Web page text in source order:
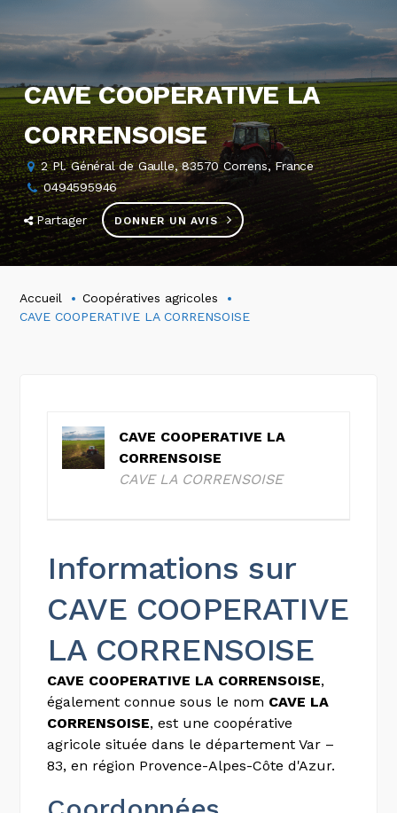
CAVE COOPERATIVE LA
CORRENSOISE
2 Pl. Général de Gaulle, 83570 Correns, France
0494595946
Partager DONNER UN AVIS
Accueil
Coopératives agricoles
CAVE COOPERATIVE LA CORRENSOISE
CAVE COOPERATIVE LA
CORRENSOISE
CAVE LA CORRENSOISE
Informations sur
CAVE COOPERATIVE
LA CORRENSOISE
CAVE COOPERATIVE LA CORRENSOISE,
également connue sous le nom CAVE LA
CORRENSOISE, est une coopérative
agricole située dans le département Var –
83, en région Provence-Alpes-Côte d'Azur.